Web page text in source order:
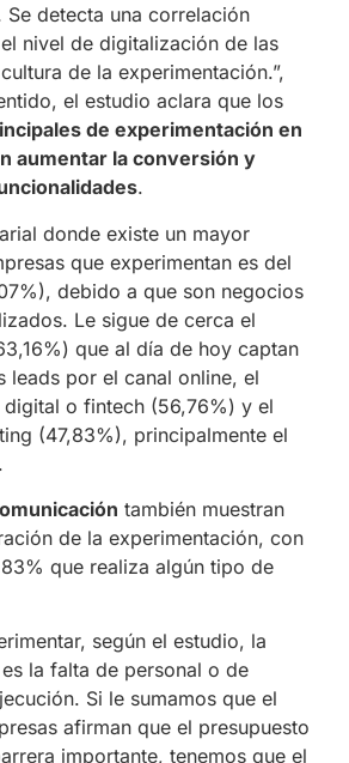
Se detecta una correlación
nivel de digitalización de las
de la experimentación.”,
el estudio aclara que los
de experimentación en
aumentar la conversión y
.
donde existe un mayor
que experimentan es del
debido a que son negocios
Le sigue de cerca el
que al día de hoy captan
leads por el canal online, el
o fintech (56,76%) y el
(47,83%), principalmente el
también muestran
de la experimentación, con
que realiza algún tipo de
según el estudio, la
la falta de personal o de
Si le sumamos que el
afirman que el presupuesto
importante, tenemos que el